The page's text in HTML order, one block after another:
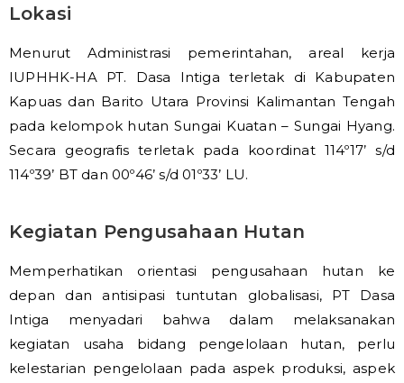
Lokasi
Menurut Administrasi pemerintahan, areal kerja
IUPHHK-HA PT. Dasa Intiga terletak di Kabupaten
Kapuas dan Barito Utara Provinsi Kalimantan Tengah
pada kelompok hutan Sungai Kuatan – Sungai Hyang.
Secara geografis terletak pada koordinat 114º17’ s/d
114º39’ BT dan 00º46’ s/d 01º33’ LU.
Kegiatan Pengusahaan Hutan
Memperhatikan orientasi pengusahaan hutan ke
depan dan antisipasi tuntutan globalisasi, PT Dasa
Intiga menyadari bahwa dalam melaksanakan
kegiatan usaha bidang pengelolaan hutan, perlu
kelestarian pengelolaan pada aspek produksi, aspek